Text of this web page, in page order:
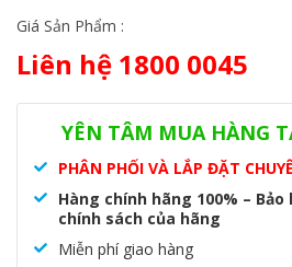
Giá Sản Phẩm :
Liên hệ 1800 0045
Danh mục:Hệ thống VRF,VRF Mitsu
điều hòa cassette,điều hòa
FDTC45KXZE1
YÊN TÂM MUA HÀNG
PHÂN PHỐI VÀ LẮP ĐẶT
Hàng chính hãng 100% –
chính sách của hãng
Miễn phí giao hàng